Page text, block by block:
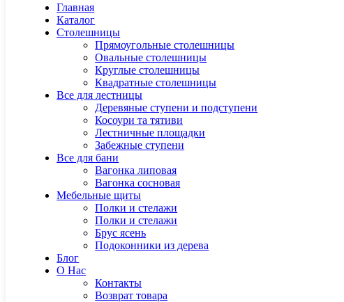
Главная
Каталог
Столешницы
Прямоугольные столешницы
Овальные столешницы
Круглые столешницы
Квадратные столешницы
Все для лестницы
Деревяные ступени и подступени
Косоури та тятиви
Лестничные площадки
Забежные ступени
Все для бани
Вагонка липовая
Вагонка сосновая
Мебельные щиты
Полки и стелажи
Полки и стелажи
Брус ясень
Подоконники из дерева
Блог
О Нас
Контакты
Возврат товара